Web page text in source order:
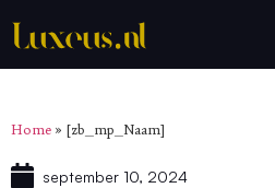
Home » [zb_mp_Naam]
september 10, 2024